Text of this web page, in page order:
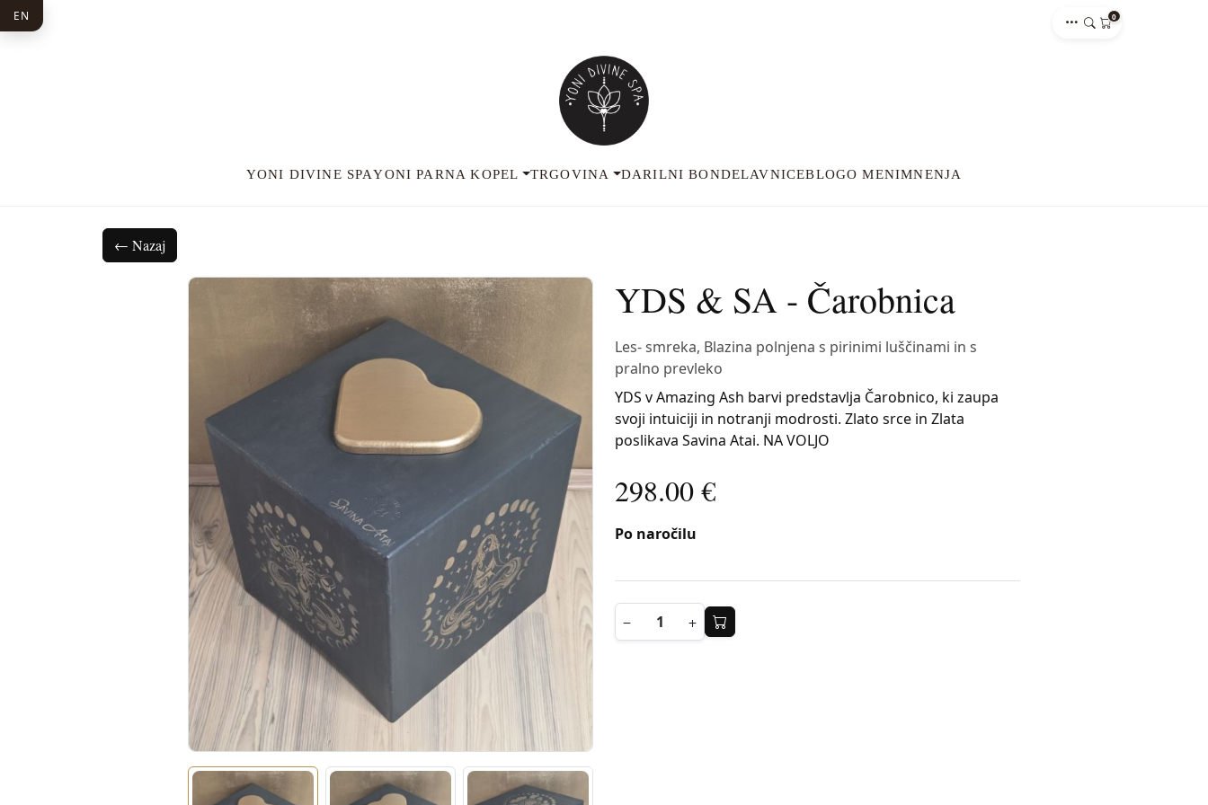
0
EN
YONI DIVINE SPAYONI PARNA KOPEL TRGOVINA DARILNI BONDELAVNICEBLOGO MENIMNENJA
← Nazaj
YDS & SA - Čarobnica
Les- smreka, Blazina polnjena s pirinimi luščinami in s
pralno prevleko
YDS v Amazing Ash barvi predstavlja Čarobnico, ki zaupa
svoji intuiciji in notranji modrosti. Zlato srce in Zlata
poslikava Savina Atai. NA VOLJO
298.00 €
Po naročilu
− +